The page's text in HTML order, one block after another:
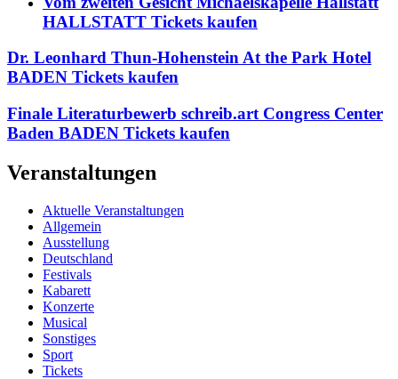
HALLSTATT Tickets kaufen
Dr. Leonhard Thun-Hohenstein At the Park Hotel
BADEN Tickets kaufen
Finale Literaturbewerb schreib.art Congress Center
Baden BADEN Tickets kaufen
Veranstaltungen
Aktuelle Veranstaltungen
Allgemein
Ausstellung
Deutschland
Festivals
Kabarett
Konzerte
Musical
Sonstiges
Sport
Tickets